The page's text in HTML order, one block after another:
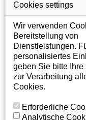
Auf
von
Chi-
WIE KÖNNEN
personenbezogener
Daten
Über uns -
Mein Konto
Mein Konto
Persönliche Daten
Addressen
Cookies settings
Wir verwenden
Bereitstellung von
Dienstleistungen.
personalisiertes
geben Sie bitte Ihre
zur Verarbeitung
Cookies.
Erforderliche
Analytische